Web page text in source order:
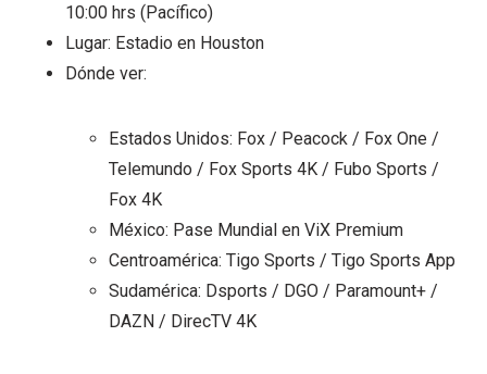
10:00 hrs (Pacífico)
Lugar: Estadio en Houston
Dónde ver:
Estados Unidos: Fox / Peacock / Fox One /
Telemundo / Fox Sports 4K / Fubo Sports /
Fox 4K
México: Pase Mundial en ViX Premium
Centroamérica: Tigo Sports / Tigo Sports App
Sudamérica: Dsports / DGO / Paramount+ /
DAZN / DirecTV 4K